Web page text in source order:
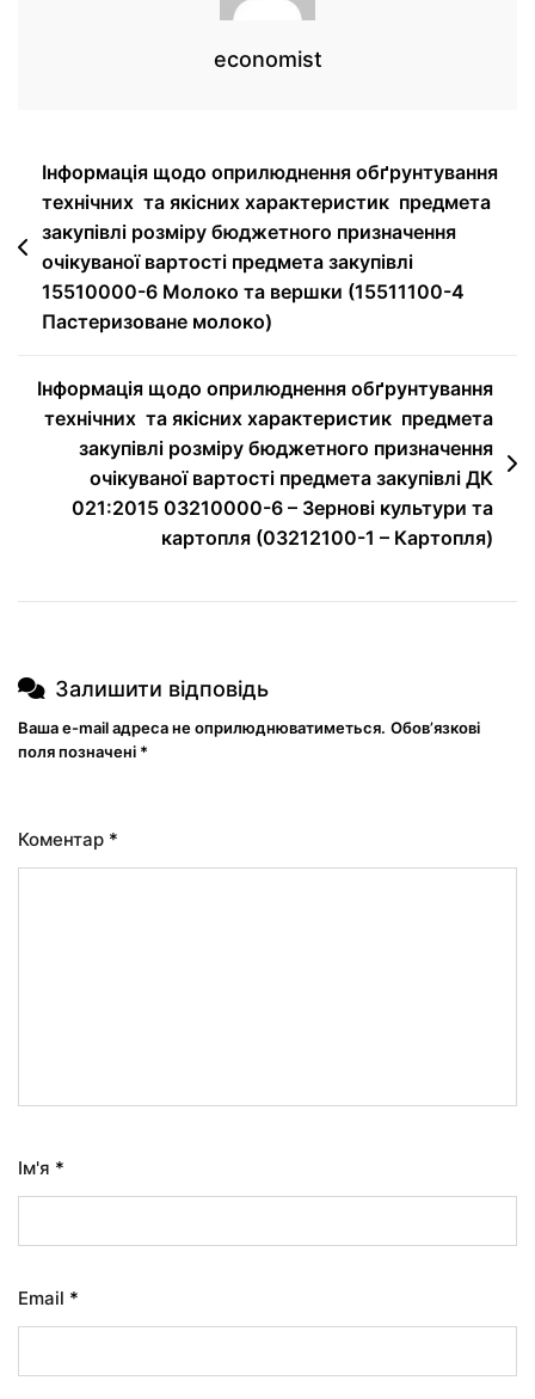
economist
Інформація щодо оприлюднення обґрунтування
технічних та якісних характеристик предмета
закупівлі розміру бюджетного призначення
очікуваної вартості предмета закупівлі
15510000-6 Молоко та вершки (15511100-4
Пастеризоване молоко)
Інформація щодо оприлюднення обґрунтування
технічних та якісних характеристик предмета
закупівлі розміру бюджетного призначення
очікуваної вартості предмета закупівлі ДК
021:2015 03210000-6 – Зернові культури та
картопля (03212100-1 – Картопля)
Залишити відповідь
Ваша e-mail адреса не оприлюднюватиметься. Обов’язкові
поля позначені *
Коментар *
Ім'я *
Email *